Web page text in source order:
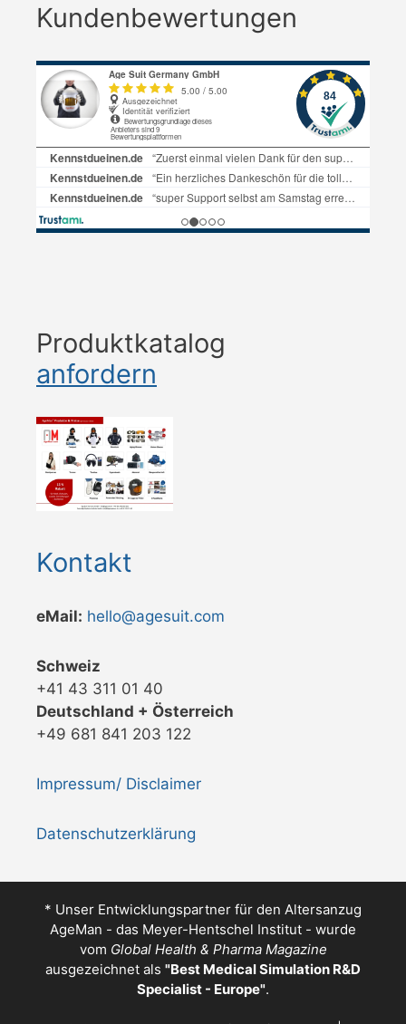
Kundenbewertungen
Produktkatalog
anfordern
Kontakt
eMail: hello@agesuit.com
Schweiz
+41 43 311 01 40
Deutschland + Österreich
+49 681 841 203 122
Impressum/ Disclaimer
Datenschutzerklärung
* Unser Entwicklungspartner für den Altersanzug
AgeMan - das Meyer-Hentschel Institut - wurde
vom Global Health & Pharma Magazine
ausgezeichnet als "Best Medical Simulation R&D
Specialist - Europe".